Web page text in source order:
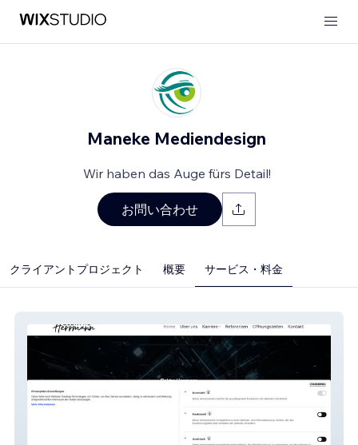
Maneke Mediendesign
Wir haben das Auge fürs Detail!
お問い合わせ
クライアントプロジェクト 概要 サービス・料金